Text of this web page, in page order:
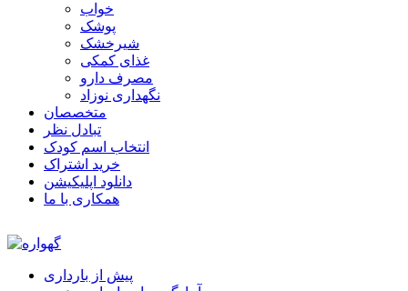
خواب
پوشک
شیرخشک
غذای کمکی
مصرف دارو
نگهداری نوزاد
متخصصان
تبادل نظر
انتخاب اسم کودک
خرید اشتراک
دانلود اپلیکیشن
همکاری با ما
پیش از بارداری